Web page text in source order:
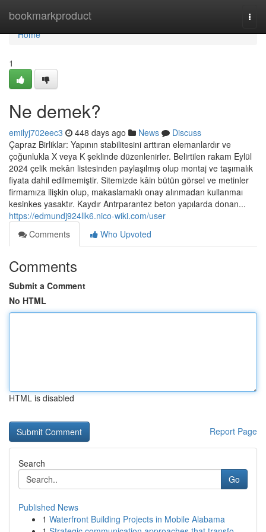
bookmarkproduct
Home
Home
1
Ne demek?
emilyj702eec3 448 days ago News
Discuss
Çapraz Birliklar: Yapının stabilitesini arttıran elemanlardır ve
çoğunlukla X veya K şeklinde düzenlenirler. Belirtilen rakam Eylül
2024 çelik mekân listesinden paylaşılmış olup montaj ve taşımalık
fiyata dahil edilmemiştir. Sitemizde kâin bütün görsel ve metinler
firmamıza ilişkin olup, makaslamaklı onay alınmadan kullanmaı
kesinkes yasaktır. Kaydır Antrparantez beton yapılarda donan...
https://edmundj924llk6.nico-wiki.com/user
Comments
Who Upvoted
Comments
Submit a Comment
No HTML
HTML is disabled
Report Page
Search
Go
Published News
1 Waterfront Building Projects in Mobile Alabama